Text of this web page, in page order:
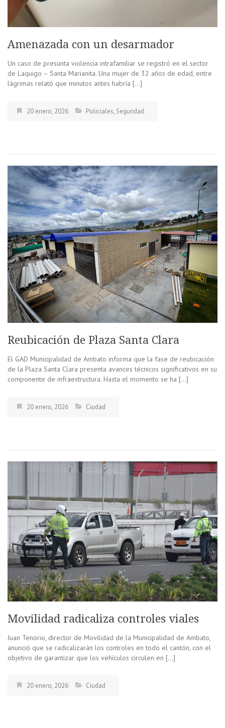
Amenazada con un desarmador
Un caso de presunta violencia intrafamiliar se registró en el sector
de Laquigo – Santa Marianita. Una mujer de 32 años de edad, entre
lágrimas relató que minutos antes habría […]
20 enero, 2026 Policiales, Seguridad
Reubicación de Plaza Santa Clara
El GAD Municipalidad de Ambato informa que la fase de reubicación
de la Plaza Santa Clara presenta avances técnicos significativos en su
componente de infraestructura. Hasta el momento se ha […]
20 enero, 2026 Ciudad
Movilidad radicaliza controles viales
Juan Tenorio, director de Movilidad de la Municipalidad de Ambato,
anunció que se radicalizarán los controles en todo el cantón, con el
objetivo de garantizar que los vehículos circulen en […]
20 enero, 2026 Ciudad